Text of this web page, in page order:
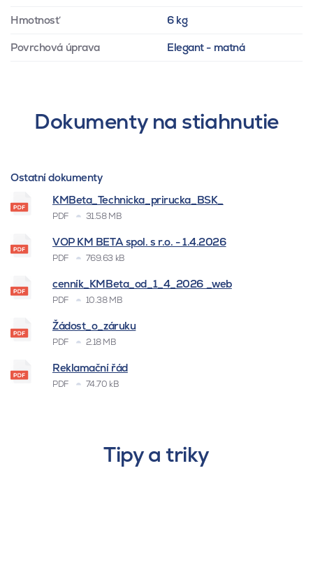
Hmotnosť 6 kg
Povrchová úprava Elegant - matná
Dokumenty na stiahnutie
Ostatní dokumenty
KMBeta_Technicka_prirucka_BSK_
PDF 31.58 MB
VOP KM BETA spol. s r.o. - 1.4.2026
PDF 769.63 kB
cenník_KMBeta_od_1_4_2026 _web
PDF 10.38 MB
Žádost_o_záruku
PDF 2.18 MB
Reklamační řád
PDF 74.70 kB
Tipy a triky